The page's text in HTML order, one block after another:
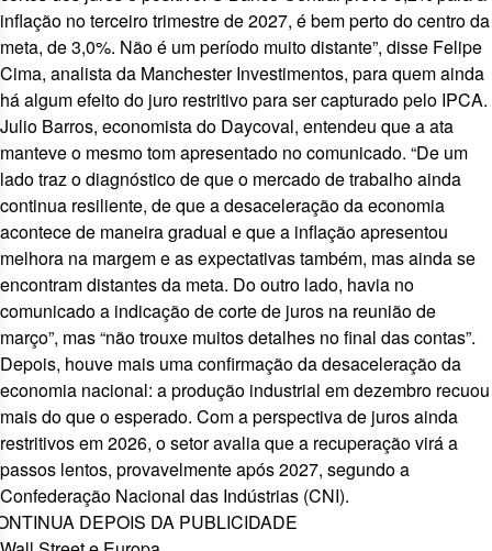
inflação no terceiro trimestre de 2027, é bem perto do centro da
meta, de 3,0%. Não é um período muito distante”, disse Felipe
Cima, analista da Manchester Investimentos, para quem ainda
há algum efeito do juro restritivo para ser capturado pelo IPCA.
Julio Barros, economista do Daycoval, entendeu que a ata
manteve o mesmo tom apresentado no comunicado. “De um
lado traz o diagnóstico de que o mercado de trabalho ainda
continua resiliente, de que a desaceleração da economia
acontece de maneira gradual e que a inflação apresentou
melhora na margem e as expectativas também, mas ainda se
encontram distantes da meta. Do outro lado, havia no
comunicado a indicação de corte de juros na reunião de
março”, mas “não trouxe muitos detalhes no final das contas”.
Depois, houve mais uma confirmação da desaceleração da
economia nacional: a produção industrial em dezembro recuou
mais do que o esperado. Com a perspectiva de juros ainda
restritivos em 2026, o setor avalia que a recuperação virá a
passos lentos, provavelmente após 2027, segundo a
Confederação Nacional das Indústrias (CNI).
DEPOIS DA PUBLICIDADE